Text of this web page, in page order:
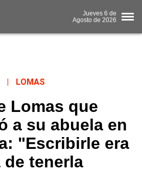
Jueves 6 de
Agosto de 2026
LOMAS
Lomas que
a su abuela en
"Escribirle era
de tenerla